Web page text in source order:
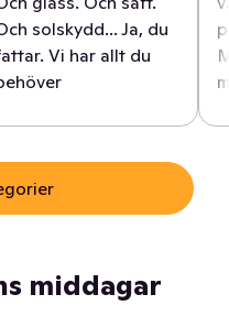
solskydd... Ja, du
Vi har allt du
middagar